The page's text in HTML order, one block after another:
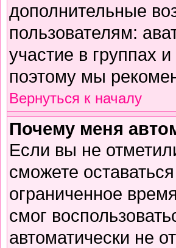
дополнительные
пользователям:
участие в группах
поэтому мы
Вернуться к началу
Почему меня
Если вы не
сможете
ограниченное
смог
автоматически не